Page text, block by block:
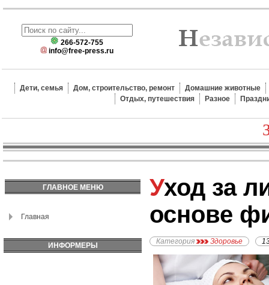
266-572-755
info@free-press.ru
Дети, семья Дом, строительство, ремонт
Домашние животные
Отдых, путешествия
Разное
ГЛАВНОЕ МЕНЮ
Главная
ИНФОРМЕРЫ
Уход за лицом на
основе
Категория Здоровье